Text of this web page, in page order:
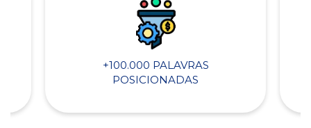
+100.000 PALAVRAS
POSICIONADAS